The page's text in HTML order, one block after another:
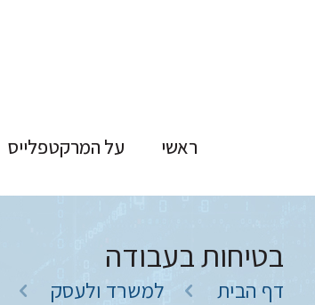
ראשי על המרקטפלייס
בטיחות בעבודה
דף הבית למשרד ולעסק